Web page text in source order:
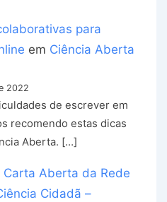
para
em Ciência Aberta
2022
de escrever em
recomendo estas dicas
Aberta. […]
Aberta da Rede
Cidadã –